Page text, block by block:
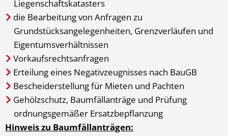
Liegenschaftskatasters
die Bearbeitung von Anfragen zu
Grundstücksangelegenheiten, Grenzverläufen und
Eigentumsverhältnissen
Vorkaufsrechtsanfragen
Erteilung eines Negativzeugnisses nach BauGB
Bescheiderstellung für Mieten und Pachten
Gehölzschutz, Baumfällanträge und Prüfung
ordnungsgemäßer Ersatzbepflanzung
Hinweis zu Baumfällanträgen: